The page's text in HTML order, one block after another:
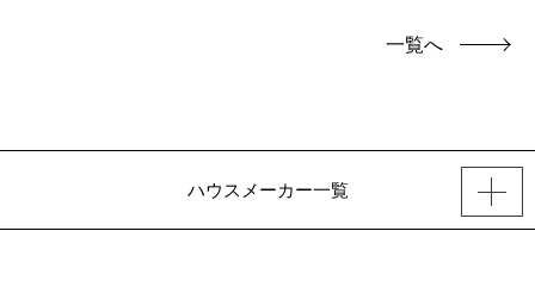
一覧へ
ハウスメーカー一覧